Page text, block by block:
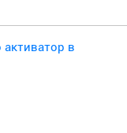
активатор в